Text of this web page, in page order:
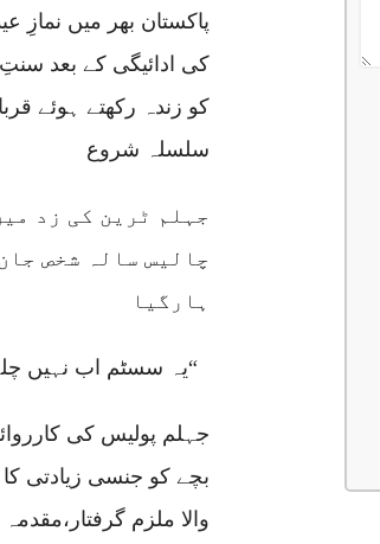
پاکستان بھر میں نمازِ
کی ادائیگی کے بعد سنتِ
کو زندہ رکھتے ہوئے
سلسلہ شروع
جہلم ٹرین کی زد
چالیس سالہ شخص
ہارگیا
“یہ سسٹم اب نہیں
بچے کو جنسی زیادتی کا
والا ملزم